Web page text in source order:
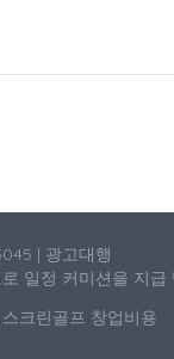
| 광고대행
일정 커미션을 지급
스크린골프 창업비용